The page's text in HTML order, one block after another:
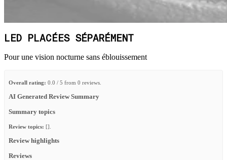
LED PLACÉES SÉPARÉMENT
Pour une vision nocturne sans éblouissement
Overall rating: 0.0 / 5 from 0 reviews.
AI Generated Review Summary
Summary topics
Review topics: [].
Review highlights
Reviews